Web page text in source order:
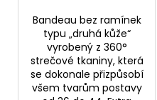
Bandeau bez ramínek
typu „druhá kůže“
vyrobený z 360°
strečové tkaniny, která
se dokonale přizpůsobí
všem tvarům postavy
HLEDAT